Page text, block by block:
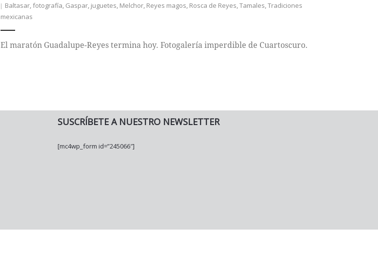
Baltasar,fotografía, Gaspar, juguetes, Melchor, Reyes magos, Rosca de Reyes,Tamales,Tradiciones
mexicanas
El maratón Guadalupe-Reyes termina hoy. Fotogalería imperdible de Cuartoscuro.
SUSCRÍBETE A NUESTRO NEWSLETTER
[mc4wp_form id=”245066″]